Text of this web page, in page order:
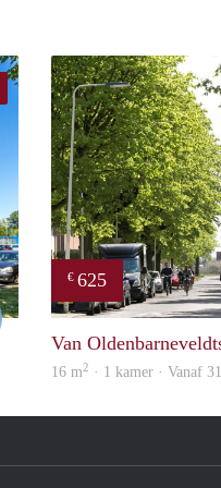
James
€ 625
Van
16 m2 · 1 kamer · Vanaf